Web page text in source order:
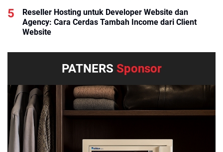
Reseller Hosting untuk Developer Website dan
Agency: Cara Cerdas Tambah Income dari Client
Website
PATNERS Sponsor